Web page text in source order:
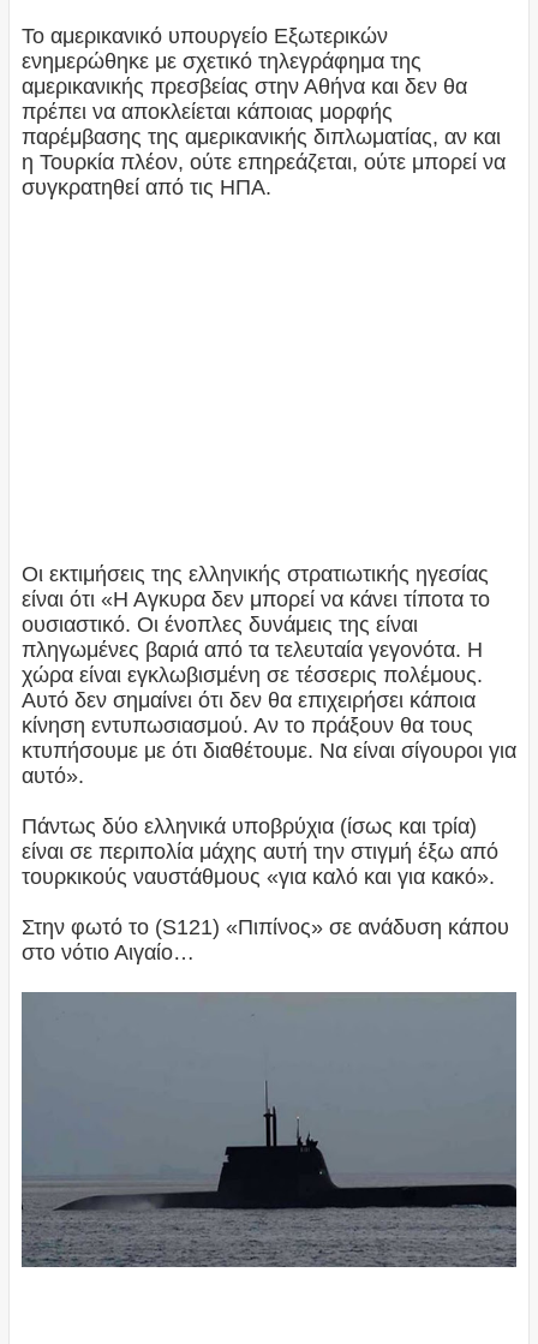
Το αμερικανικό υπουργείο Εξωτερικών
ενημερώθηκε με σχετικό τηλεγράφημα της
αμερικανικής πρεσβείας στην Αθήνα και δεν θα
πρέπει να αποκλείεται κάποιας μορφής
παρέμβασης της αμερικανικής διπλωματίας, αν και
η Τουρκία πλέον, ούτε επηρεάζεται, ούτε μπορεί να
συγκρατηθεί από τις ΗΠΑ.
Οι εκτιμήσεις της ελληνικής στρατιωτικής ηγεσίας
είναι ότι «Η Αγκυρα δεν μπορεί να κάνει τίποτα το
ουσιαστικό. Οι ένοπλες δυνάμεις της είναι
πληγωμένες βαριά από τα τελευταία γεγονότα. Η
χώρα είναι εγκλωβισμένη σε τέσσερις πολέμους.
Αυτό δεν σημαίνει ότι δεν θα επιχειρήσει κάποια
κίνηση εντυπωσιασμού. Αν το πράξουν θα τους
κτυπήσουμε με ότι διαθέτουμε. Να είναι σίγουροι για
αυτό».
Πάντως δύο ελληνικά υποβρύχια (ίσως και τρία)
είναι σε περιπολία μάχης αυτή την στιγμή έξω από
τουρκικούς ναυστάθμους «για καλό και για κακό».
Στην φωτό το (S121) «Πιπίνος» σε ανάδυση κάπου
στο νότιο Αιγαίο…